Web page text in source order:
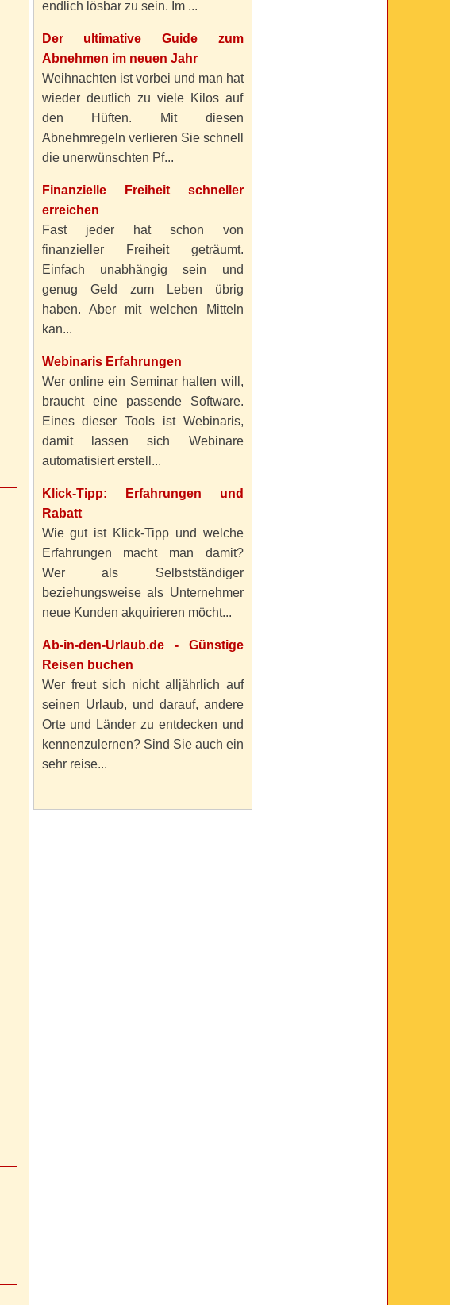
endlich lösbar zu sein. Im ...
Der ultimative Guide zum
Abnehmen im neuen Jahr
Weihnachten ist vorbei und man hat
wieder deutlich zu viele Kilos auf
den Hüften. Mit diesen
Abnehmregeln verlieren Sie schnell
die unerwünschten Pf...
Finanzielle Freiheit schneller
erreichen
Fast jeder hat schon von
finanzieller Freiheit geträumt.
Einfach unabhängig sein und
genug Geld zum Leben übrig
haben. Aber mit welchen Mitteln
kan...
Webinaris Erfahrungen
Wer online ein Seminar halten will,
braucht eine passende Software.
Eines dieser Tools ist Webinaris,
damit lassen sich Webinare
automatisiert erstell...
Klick-Tipp: Erfahrungen und
Rabatt
Wie gut ist Klick-Tipp und welche
Erfahrungen macht man damit?
Wer als Selbstständiger
beziehungsweise als Unternehmer
neue Kunden akquirieren möcht...
Ab-in-den-Urlaub.de - Günstige
Reisen buchen
Wer freut sich nicht alljährlich auf
seinen Urlaub, und darauf, andere
Orte und Länder zu entdecken und
kennenzulernen? Sind Sie auch ein
sehr reise...